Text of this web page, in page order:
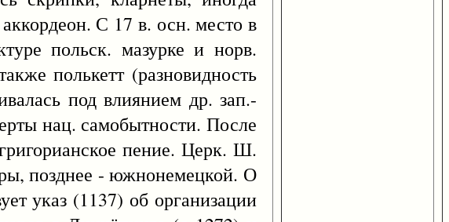
С 17 в. осн. место в
польск. мазурке и норв.
полькетт (разновидность
под влиянием др. зап.-
нац. самобытности. После
пение. Церк. Ш.
позднее - южнонемецкой. О
указ (1137) об организации